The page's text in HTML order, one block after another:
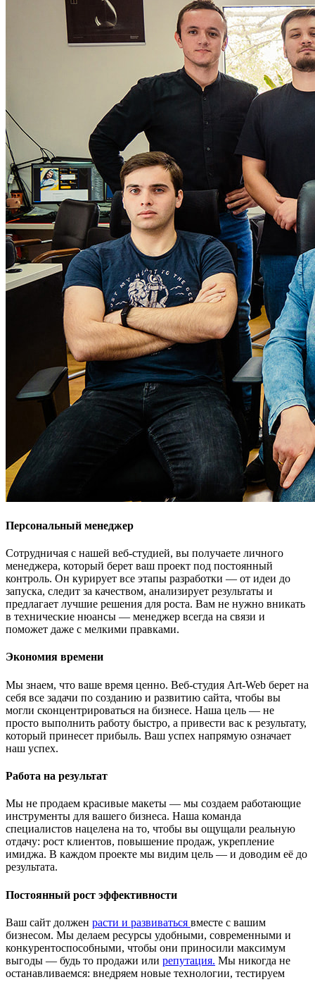
Персональный менеджер
Сотрудничая с нашей веб-студией, вы получаете личного
менеджера, который берет ваш проект под постоянный
контроль. Он курирует все этапы разработки — от идеи до
запуска, следит за качеством, анализирует результаты и
предлагает лучшие решения для роста. Вам не нужно вникать
в технические нюансы — менеджер всегда на связи и
поможет даже с мелкими правками.
Экономия времени
Мы знаем, что ваше время ценно. Веб-студия Art-Web берет на
себя все задачи по созданию и развитию сайта, чтобы вы
могли сконцентрироваться на бизнесе. Наша цель — не
просто выполнить работу быстро, а привести вас к результату,
который принесет прибыль. Ваш успех напрямую означает
наш успех.
Работа на результат
Мы не продаем красивые макеты — мы создаем работающие
инструменты для вашего бизнеса. Наша команда
специалистов нацелена на то, чтобы вы ощущали реальную
отдачу: рост клиентов, повышение продаж, укрепление
имиджа. В каждом проекте мы видим цель — и доводим её до
результата.
Постоянный рост эффективности
Ваш сайт должен расти и развиваться вместе с вашим
бизнесом. Мы делаем ресурсы удобными, современными и
конкурентоспособными, чтобы они приносили максимум
выгоды — будь то продажи или репутация. Мы никогда не
останавливаемся: внедряем новые технологии, тестируем